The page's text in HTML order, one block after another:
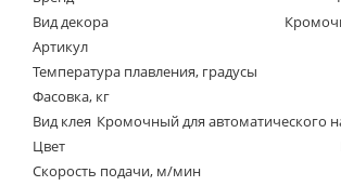
Вид декора
Артикул
Температура плавления, градусы
Фасовка, кг
Вид клея Кромочный для автоматического
Цвет
Скорость подачи, м/мин